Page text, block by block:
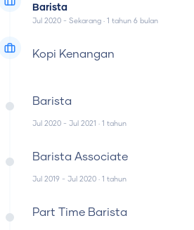
Barista
Jul 2020 - Sekarang · 1 tahun 6 bulan
Kopi Kenangan
Barista
Jul 2020 - Jul 2021 · 1 tahun
Barista Associate
Jul 2019 - Jul 2020 · 1 tahun
Part Time Barista